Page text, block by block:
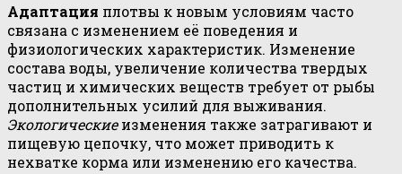
Адаптация плотвы к новым условиям часто
связана с изменением её поведения и
физиологических характеристик. Изменение
состава воды, увеличение количества твердых
частиц и химических веществ требует от рыбы
дополнительных усилий для выживания.
Экологическиеизменения также затрагивают и
пищевую цепочку, что может приводить к
нехватке корма или изменению его качества.